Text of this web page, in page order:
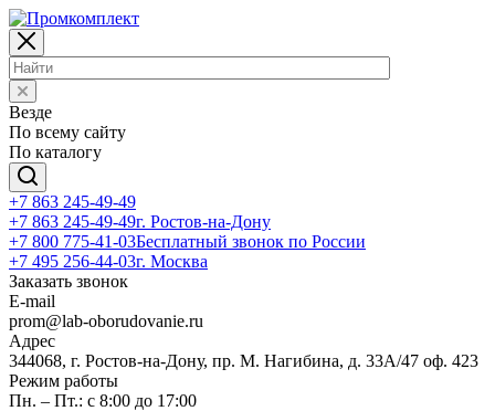
Везде
По всему сайту
По каталогу
+7 863 245-49-49
+7 863 245-49-49г. Ростов-на-Дону
+7 800 775-41-03Бесплатный звонок по России
+7 495 256-44-03г. Москва
Заказать звонок
E-mail
prom@lab-oborudovanie.ru
Адрес
344068, г. Ростов-на-Дону, пр. М. Нагибина, д. 33А/47 оф. 423
Режим работы
Пн. – Пт.: с 8:00 до 17:00